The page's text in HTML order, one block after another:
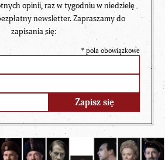
opinii, raz w tygodniu w niedzielę
newsletter. Zapraszamy do
zapisania się:
* pola obowiązkowe